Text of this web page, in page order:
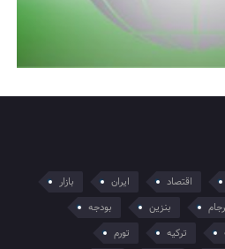
اقتصاد ایران
بازار
بنزین
بودجه
ترکیه
تورم